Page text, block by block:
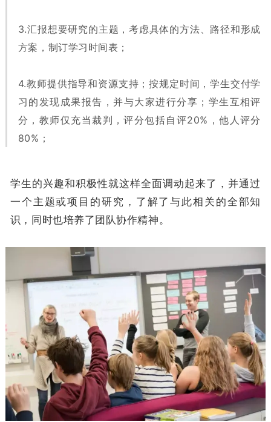
3.汇报想要研究的主题，考虑具体的方法、路径和形成
方案，制订学习时间表；
4.教师提供指导和资源支持；按规定时间，学生交付学
习的发现成果报告，并与大家进行分享；学生互相评
分，教师仅充当裁判，评分包括自评20%，他人评分
80%；
学生的兴趣和积极性就这样全面调动起来了，并通过
一个主题或项目的研究，了解了与此相关的全部知
识，同时也培养了团队协作精神。